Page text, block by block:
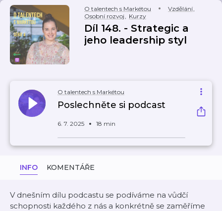
O talentech s Markétou Vzdělání,
Osobní rozvoj, Kurzy
Díl 148. - Strategic a
jeho leadership styl
O talentech s Markétou
Poslechněte si podcast
6. 7. 2025 18 min
INFO KOMENTÁŘE
V dnešním dílu podcastu se podíváme na vůdčí
schopnosti každého z nás a konkrétně se zaměříme